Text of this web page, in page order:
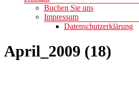
Buchen Sie uns
Impressum
Datenschutzerklärung
April_2009 (18)